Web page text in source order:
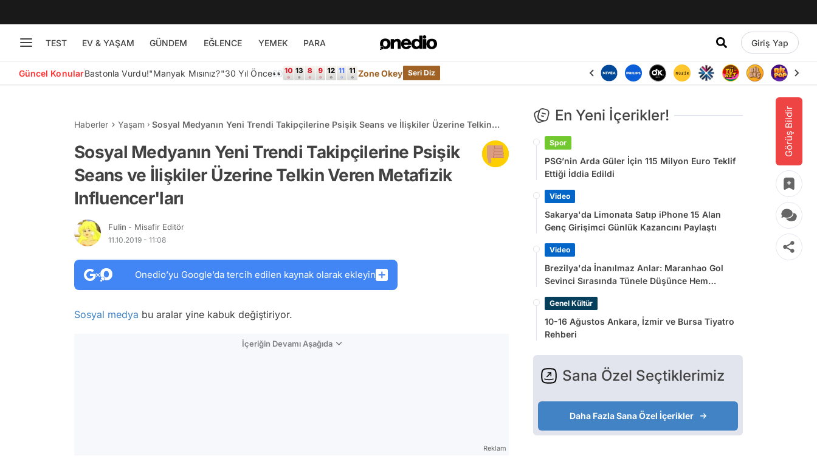
TEST EV & YAŞAM GÜNDEM EĞLENCE YEMEK PARA Giriş Yap
Güncel KonularBastonla Vurdu!"Manyak Mısınız?"30 Yıl Önce👀 Zone Okey Seri Diz
Görüş Bildir
Haberler Yaşam
Sosyal Medyanın Yeni Trendi Takipçilerine Psişik Seans ve İlişkiler Üzerine Telkin
Sosyal Medyanın Yeni Trendi Takipçilerine Psişik
Seans ve İlişkiler Üzerine Telkin Veren Metafizik
Influencer'ları
Fulin - Misafir Editör
11.10.2019 - 11:08
Onedio’yu Google’da tercih edilen kaynak olarak ekleyin
Sosyal medya bu aralar yine kabuk değiştiriyor.
İçeriğin Devamı Aşağıda
Reklam
En Yeni İçerikler!
Spor
PSG’nin Arda Güler İçin 115 Milyon Euro Teklif
Ettiği İddia Edildi
Video
Sakarya'da Limonata Satıp iPhone 15 Alan
Genç Girişimci Günlük Kazancını Paylaştı
Video
Brezilya'da İnanılmaz Anlar: Maranhao Gol
Sevinci Sırasında Tünele Düşünce Hem
Genel Kültür
10-16 Ağustos Ankara, İzmir ve Bursa Tiyatro
Rehberi
Sana Özel Seçtiklerimiz
Daha Fazla Sana Özel İçerikler